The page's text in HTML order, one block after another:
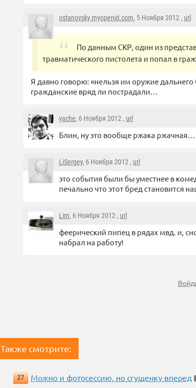
ostanovsky.myopenid.com, 5 Ноября 2012 , url
По данным СКР, один из
травматического пистолета и попал в
Я давно говорю: «нельзя им оружие
гражданские вряд ли пострадали…
yache, 6 Ноября 2012 , url
Блин, ну это вообще ржака ржачная…
LiSergey, 6 Ноября 2012 , url
это события были бы уместнее в
печально что этот бред становится
Lim, 6 Ноября 2012 , url
феерический пипец в рядах мвд. и,
набрал на работу!
Также смотрите:
27 Можно и фотосессию, но сгущенку вперед